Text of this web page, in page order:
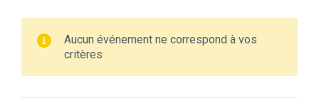
Aucun événement ne correspond à vos
critères